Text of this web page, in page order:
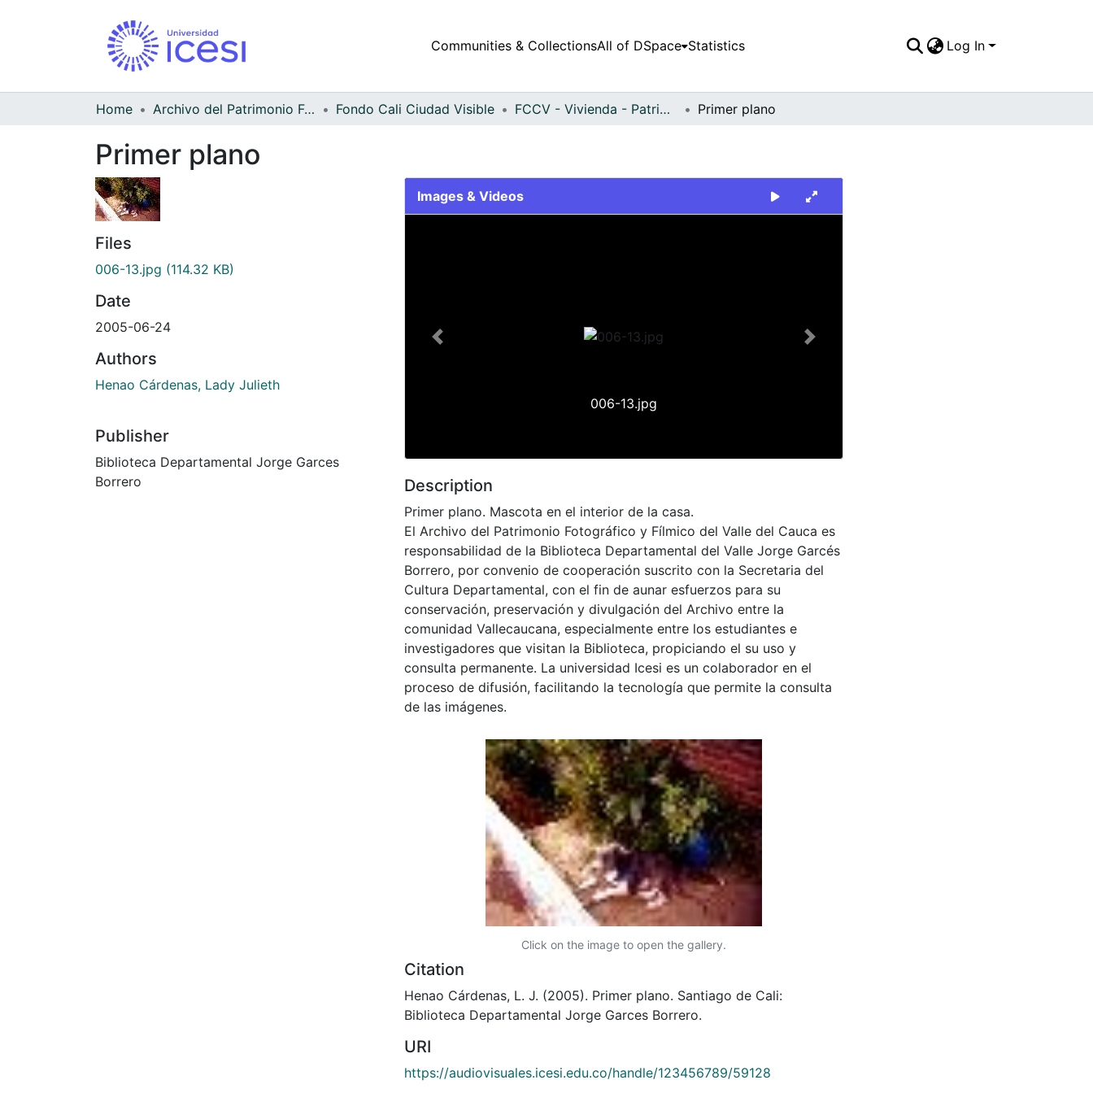
Communities & CollectionsAll of DSpace Statistics Log In
Home Archivo del Patrimonio Fotográfico y Fílmico del Valle del Cauca Fondo Cali Ciudad Visible FCCV - Vivienda - Patrimonial Primer plano
Primer plano
Files
006-13.jpg (114.32 KB)
Date
2005-06-24
Authors
Henao Cárdenas, Lady Julieth
Publisher
Biblioteca Departamental Jorge Garces
Borrero
Images & Videos
006-13.jpg
Previous Next
Description
Primer plano. Mascota en el interior de la casa.
El Archivo del Patrimonio Fotográfico y Fílmico del Valle del Cauca es
responsabilidad de la Biblioteca Departamental del Valle Jorge Garcés
Borrero, por convenio de cooperación suscrito con la Secretaria del
Cultura Departamental, con el fin de aunar esfuerzos para su
conservación, preservación y divulgación del Archivo entre la
comunidad Vallecaucana, especialmente entre los estudiantes e
investigadores que visitan la Biblioteca, propiciando el su uso y
consulta permanente. La universidad Icesi es un colaborador en el
proceso de difusión, facilitando la tecnología que permite la consulta
de las imágenes.
Click on the image to open the gallery.
Citation
Henao Cárdenas, L. J. (2005). Primer plano. Santiago de Cali:
Biblioteca Departamental Jorge Garces Borrero.
URI
https://audiovisuales.icesi.edu.co/handle/123456789/59128